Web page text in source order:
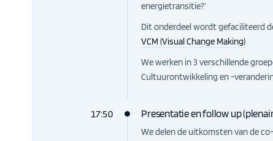
energietransitie?’
Dit onderdeel wordt gefaciliteerd
VCM (Visual Change Making)
We werken in 3 verschillende
Cultuurontwikkeling en -
17:50 Presentatie en follow up
We delen de uitkomsten van de